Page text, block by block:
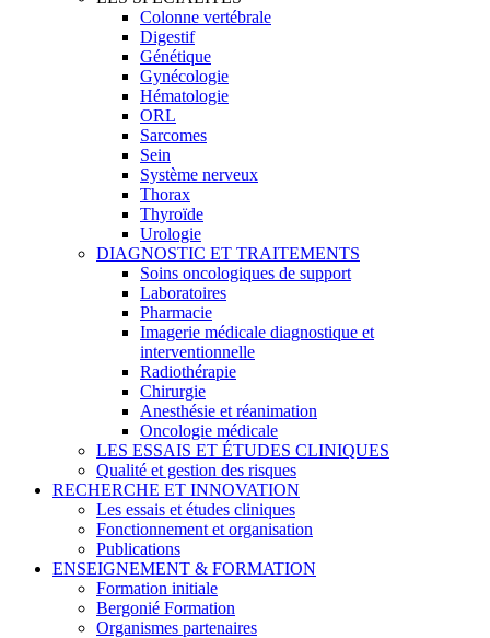
Colonne vertébrale
Digestif
Génétique
Gynécologie
Hématologie
ORL
Sarcomes
Sein
Système nerveux
Thorax
Thyroïde
Urologie
DIAGNOSTIC ET TRAITEMENTS
Soins oncologiques de support
Laboratoires
Pharmacie
Imagerie médicale diagnostique et
interventionnelle
Radiothérapie
Chirurgie
Anesthésie et réanimation
Oncologie médicale
LES ESSAIS ET ÉTUDES CLINIQUES
Qualité et gestion des risques
RECHERCHE ET INNOVATION
Les essais et études cliniques
Fonctionnement et organisation
Publications
ENSEIGNEMENT & FORMATION
Formation initiale
Bergonié Formation
Organismes partenaires